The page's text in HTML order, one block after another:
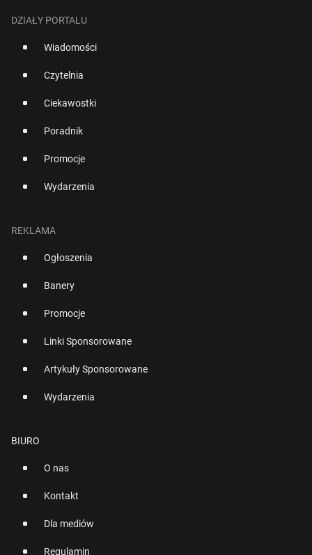
DZIAŁY PORTALU
Wiadomości
Czytelnia
Ciekawostki
Poradnik
Promocje
Wydarzenia
REKLAMA
Ogłoszenia
Banery
Promocje
Linki Sponsorowane
Artykuły Sponsorowane
Wydarzenia
BIURO
O nas
Kontakt
Dla mediów
Regulamin